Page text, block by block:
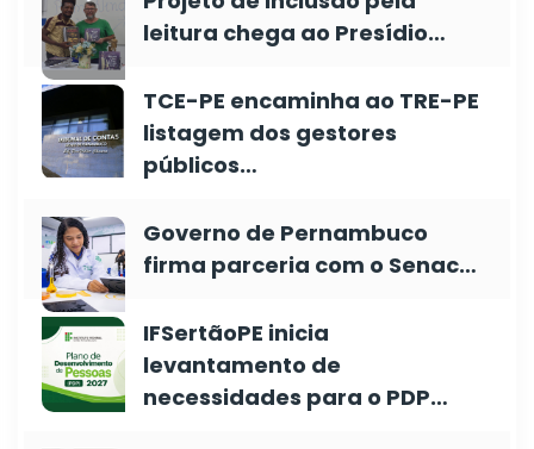
leitura chega ao Presídio…
TCE-PE encaminha ao TRE-PE
listagem dos gestores
públicos…
Governo de Pernambuco
firma parceria com o Senac…
IFSertãoPE inicia
levantamento de
necessidades para o PDP…